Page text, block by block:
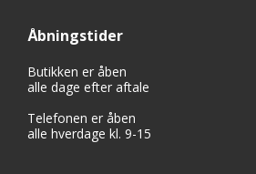
Åbningstider
Butikken er åben
alle dage efter aftale
Telefonen er åben
alle hverdage kl. 9-15